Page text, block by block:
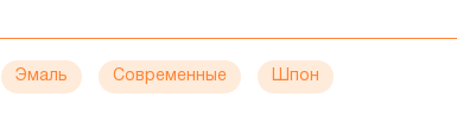
Эмаль Современные Шпон